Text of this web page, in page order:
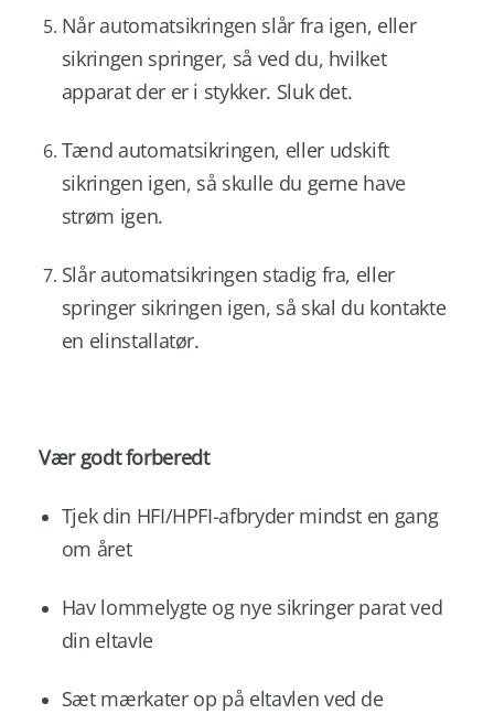
Når automatsikringen slår fra igen, eller
sikringen springer, så ved du, hvilket
apparat der er i stykker. Sluk det.
Tænd automatsikringen, eller udskift
sikringen igen, så skulle du gerne have
strøm igen.
Slår automatsikringen stadig fra, eller
springer sikringen igen, så skal du kontakte
en elinstallatør.
Vær godt forberedt
Tjek din HFI/HPFI-afbryder mindst en gang
om året
Hav lommelygte og nye sikringer parat ved
din eltavle
Sæt mærkater op på eltavlen ved de